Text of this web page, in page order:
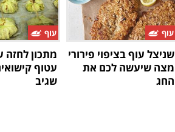
עוף
שניצל עוף בציפוי פירורי
מצה שיעשה לכם את
החג
עוף
מתכון לחזה
עטוף
שגיב